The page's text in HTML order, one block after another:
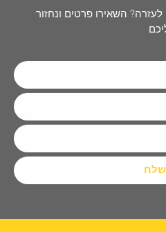
השאירו פרטים ונחזור
שלח